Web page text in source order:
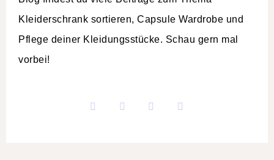
Kleiderschrank sortieren, Capsule Wardrobe und
Pflege deiner Kleidungsstücke. Schau gern mal
vorbei!